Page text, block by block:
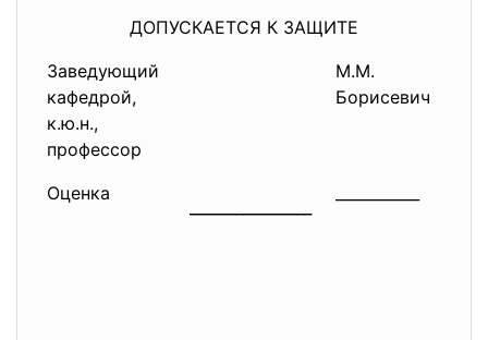
ДОПУСКАЕТСЯ К ЗАЩИТЕ
Заведующий
кафедрой,
к.ю.н.,
профессор
М.М.
Борисевич
Оценка